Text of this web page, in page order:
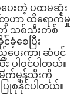
ေးတဲ့ ပထမဆုံး
ဟာ ထိရောက်မှု
တဲ့ သစ်သီးတစ်
ခံ့စေပြီး
ေးကာ၊ ဆံပင်
ပါဝင်ပါတယ်။
မက်မွန်သီးကို
စုနိုင်ပါတယ်။